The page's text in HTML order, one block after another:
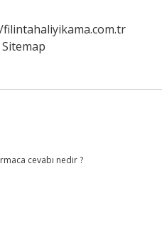
Sitemap
cevabı nedir ?